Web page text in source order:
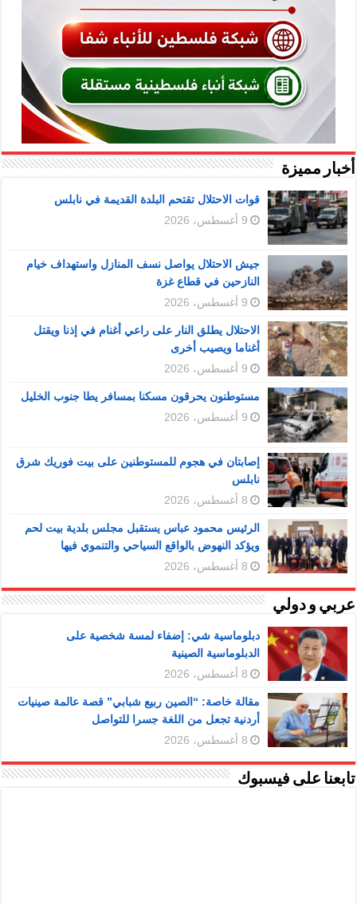
أخبار مميزة
قوات الاحتلال تقتحم البلدة القديمة في نابلس
9 أغسطس، 2026
جيش الاحتلال يواصل نسف المنازل واستهداف خيام
النازحين في قطاع غزة
9 أغسطس، 2026
الاحتلال يطلق النار على راعي أغنام في إذنا ويقتل
أغناما ويصيب أخرى
9 أغسطس، 2026
مستوطنون يحرقون مسكنا بمسافر يطا جنوب الخليل
9 أغسطس، 2026
إصابتان في هجوم للمستوطنين على بيت فوريك شرق
نابلس
8 أغسطس، 2026
الرئيس محمود عباس يستقبل مجلس بلدية بيت لحم
ويؤكد النهوض بالواقع السياحي والتنموي فيها
8 أغسطس، 2026
عربي و دولي
دبلوماسية شي: إضفاء لمسة شخصية على
الدبلوماسية الصينية
8 أغسطس، 2026
مقالة خاصة: “الصين ربيع شبابي” قصة عالمة صينيات
أردنية تجعل من اللغة جسرا للتواصل
8 أغسطس، 2026
تابعنا على فيسبوك